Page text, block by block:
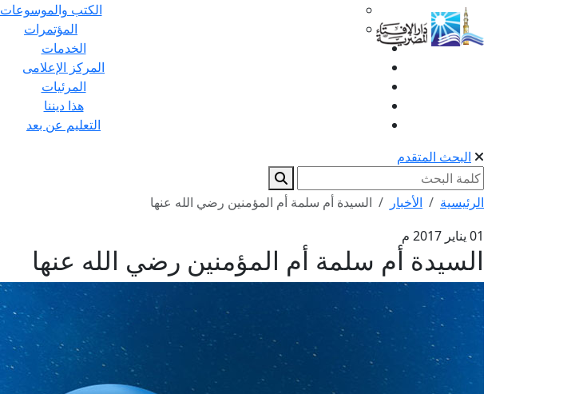
الكتب والموسوعات
المؤتمرات
الخدمات
المركز الإعلامى
المرئيات
هذا ديننا
التعليم عن بعد
البحث المتقدم
الرئيسية الأخبار
السيدة أم سلمة أم المؤمنين رضي الله عنها
01 يناير 2017 م
السيدة أم سلمة أم المؤمنين رضي الله عنها